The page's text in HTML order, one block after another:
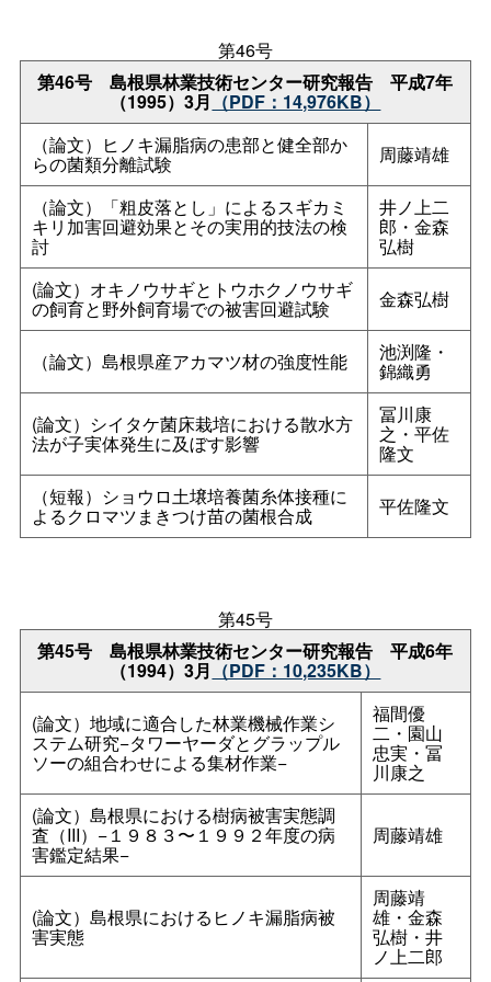
第46号
第46号島根県林業技術センター研究報告平成7年
（1995）3月 （PDF：14,976KB）
（論文）ヒノキ漏脂病の患部と健全部か
らの菌類分離試験 周藤靖雄
（論文）「粗皮落とし」によるスギカミ
キリ加害回避効果とその実用的技法の検
討
井ノ上二
郎・金森
弘樹
(論文）オキノウサギとトウホクノウサギ
の飼育と野外飼育場での被害回避試験 金森弘樹
（論文）島根県産アカマツ材の強度性能 池渕隆・
錦織勇
(論文）シイタケ菌床栽培における散水方
法が子実体発生に及ぼす影響
冨川康
之・平佐
隆文
（短報）ショウロ土壌培養菌糸体接種に
よるクロマツまきつけ苗の菌根合成 平佐隆文
第45号
第45号島根県林業技術センター研究報告平成6年
（1994）3月 （PDF：10,235KB）
(論文）地域に適合した林業機械作業シ
ステム研究−タワーヤーダとグラップル
ソーの組合わせによる集材作業−
福間優
二・園山
忠実・冨
川康之
(論文）島根県における樹病被害実態調
査（III）−１９８３〜１９９２年度の病
害鑑定結果−
周藤靖雄
(論文）島根県におけるヒノキ漏脂病被
害実態
周藤靖
雄・金森
弘樹・井
ノ上二郎